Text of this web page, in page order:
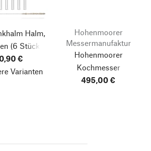
Halm,
(6 Stück)
€
Varianten
Hohenmoorer
Messermanufaktur
Hohenmoorer
Kochmesser
Dreilagenstahl
495,00 €